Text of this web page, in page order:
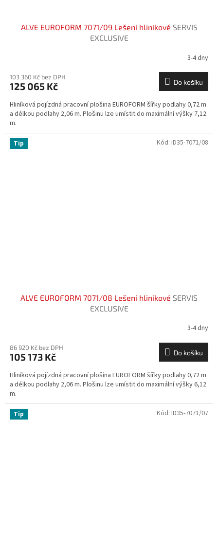
ALVE EUROFORM 7071/09 Lešení hliníkové SERVIS
EXCLUSIVE
3-4 dny
103 360 Kč bez DPH
125 065 Kč Do košíku
Hliníková pojízdná pracovní plošina EUROFORM šířky podlahy 0,72 m
a délkou podlahy 2,06 m. Plošinu lze umístit do maximální výšky 7,12
m.
Tip
ALVE EUROFORM 7071/08 Lešení hliníkové SERVIS
EXCLUSIVE
3-4 dny
86 920 Kč bez DPH
105 173 Kč Do košíku
Hliníková pojízdná pracovní plošina EUROFORM šířky podlahy 0,72 m
a délkou podlahy 2,06 m. Plošinu lze umístit do maximální výšky 6,12
m.
Kód: ID35-7071/08
Tip Kód: ID35-7071/07